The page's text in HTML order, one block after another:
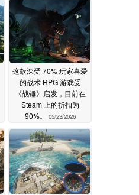
这款深受 70% 玩家喜爱
的战术 RPG 游戏受
《战锤》启发，目前在
Steam 上的折扣为
90%。
05/23/2026